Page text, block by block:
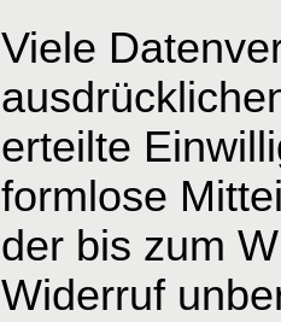
Viele
erteilte
formlose
der bis zum
Widerruf